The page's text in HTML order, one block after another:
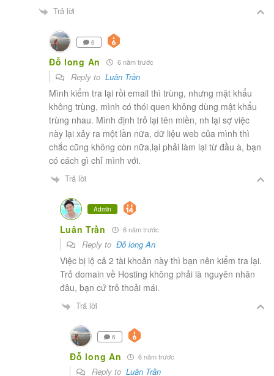
Trả lời
6
Đỗ long An 6 năm trước
Reply to Luân Trần
Mình kiểm tra lại rồi email thì trùng, nhưng mật khẩu
không trùng, mình có thói quen không dùng mật khẩu
trùng nhau. Mình định trỏ lại tên miền, nh lại sợ việc
này lại xảy ra một lần nữa, dữ liệu web của mình thì
chắc cũng không còn nữa,lại phải làm lại từ đầu à, bạn
có cách gì chỉ mình với.
Trả lời
Admin
Luân Trần 6 năm trước
Reply to Đỗ long An
Việc bị lộ cả 2 tài khoản này thì bạn nên kiểm tra lại.
Trỏ domain về Hosting không phải là nguyên nhân
đâu, bạn cứ trỏ thoải mái.
Trả lời
6
Đỗ long An 6 năm trước
Reply toLuân Trần